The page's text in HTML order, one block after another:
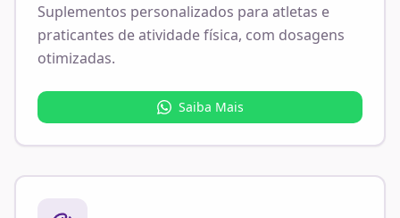
Suplementos personalizados para atletas e
praticantes de atividade física, com dosagens
otimizadas.
Saiba Mais